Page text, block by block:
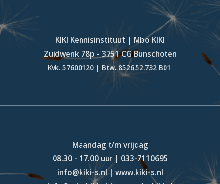
KIKI Kennisinstituut | Mbo KIKI
Zuidwenk 78p - 3751 CG Bunschoten
Kvk. 57600120 | Btw. 8526.52.732 B01
Maandag t/m vrijdag
08.30 - 17.00 uur | 033-7110695
info@kiki-s.nl | www.kiki-s.nl